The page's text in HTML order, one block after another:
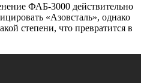
ФАБ-3000 действительно
«Азовсталь», однако
степени, что превратится в